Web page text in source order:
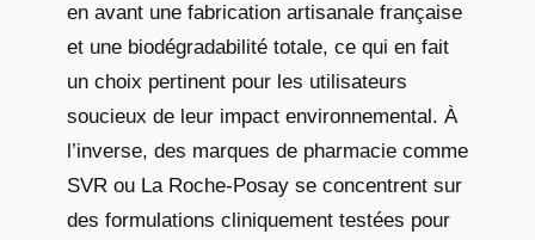
en avant une fabrication artisanale française
et une biodégradabilité totale, ce qui en fait
un choix pertinent pour les utilisateurs
soucieux de leur impact environnemental. À
l’inverse, des marques de pharmacie comme
SVR ou La Roche-Posay se concentrent sur
des formulations cliniquement testées pour